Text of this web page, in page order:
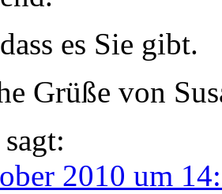
es Sie gibt.
Grüße von
sagt:
2010 um